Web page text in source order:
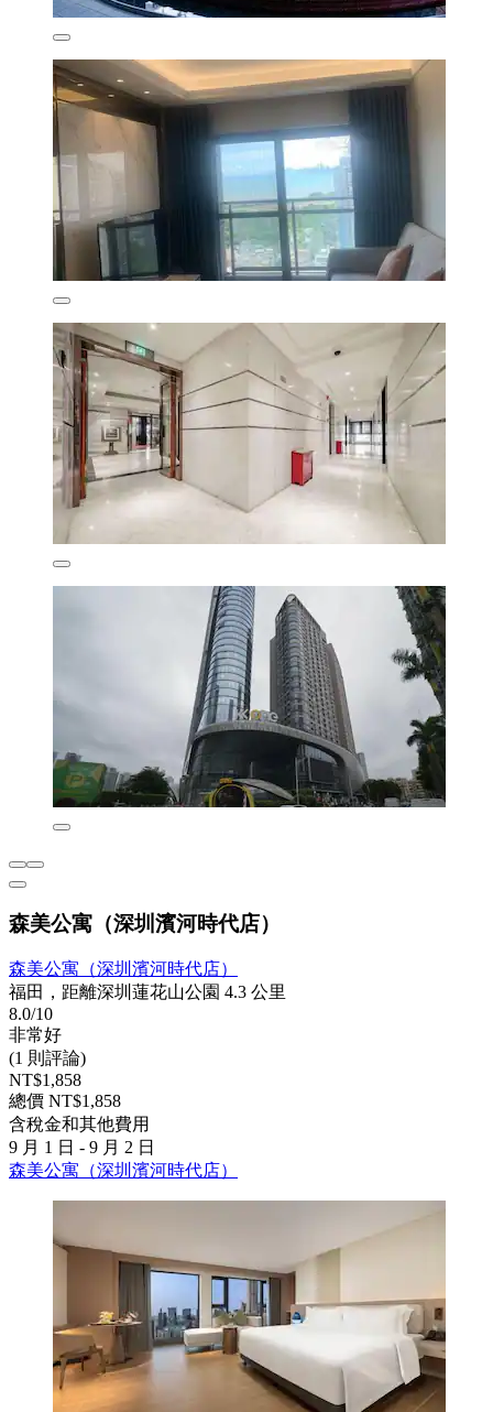
森美公寓（深圳濱河時代店）
森美公寓（深圳濱河時代店）
福田，距離深圳蓮花山公園 4.3 公里
8.0/10
非常好
(1 則評論)
NT$1,858
總價 NT$1,858
含稅金和其他費用
9 月 1 日 - 9 月 2 日
森美公寓（深圳濱河時代店）